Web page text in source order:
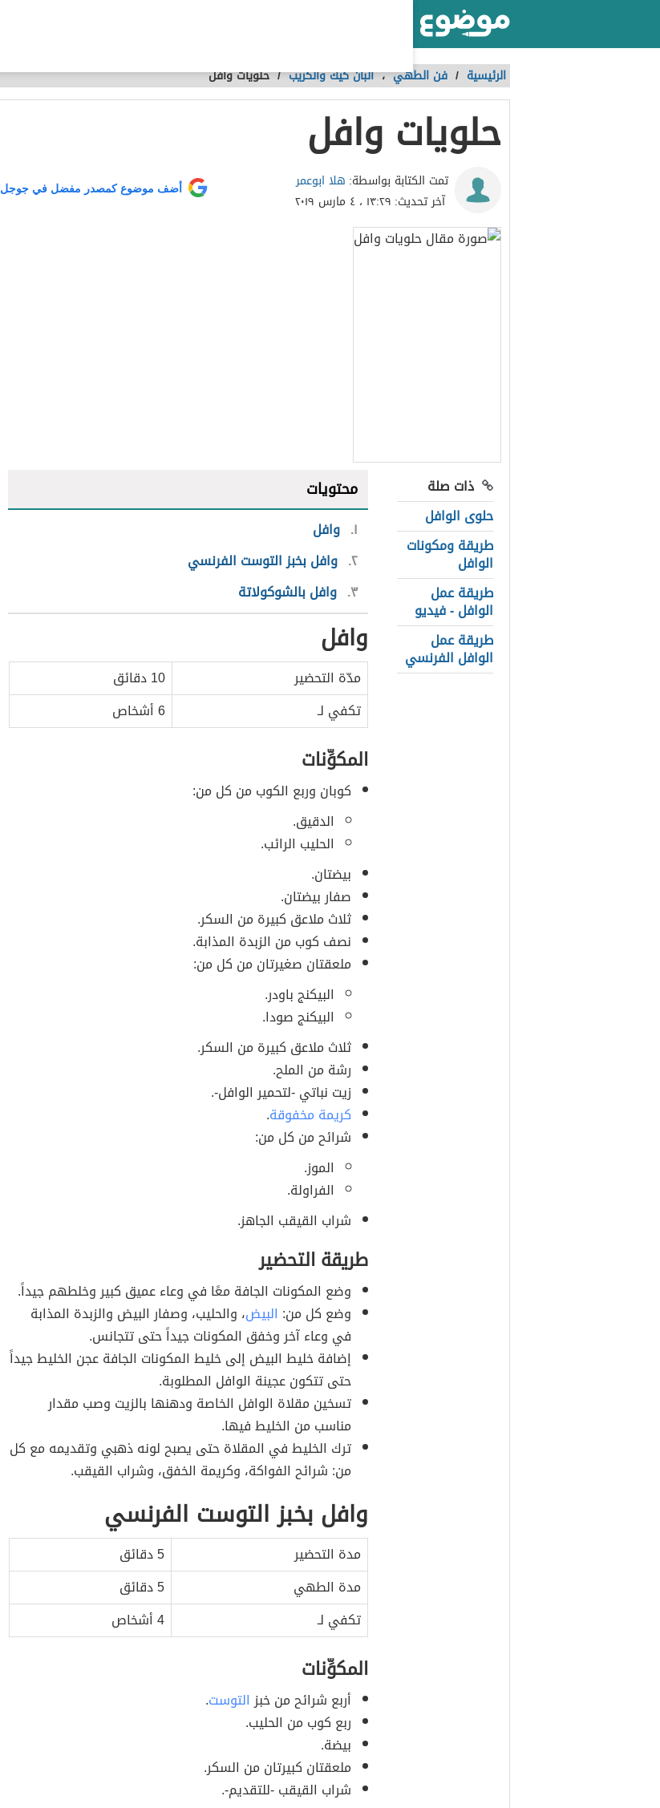
الرئيسية / فن الطهي،البان كيك والكريب /حلويات وافل
حلويات وافل
تمت الكتابة بواسطة: هلا ابوعمر
آخر تحديث: ١٣:٢٩ ، ٤ مارس ٢٠١٩
أضف موضوع كمصدر مفضل في جوجل
ذات صلة
حلوى الوافل
طريقة ومكونات
الوافل
طريقة عمل
الوافل - فيديو
طريقة عمل
الوافل الفرنسي
محتويات
١ وافل
٢ وافل بخبز التوست الفرنسي
٣ وافل بالشوكولاتة
وافل
مدّة التحضير
10 دقائق
تكفي لـ
6 أشخاص
المكوِّنات
كوبان وربع الكوب من كل من:
الدقيق.
الحليب الرائب.
بيضتان.
صفار بيضتان.
ثلاث ملاعق كبيرة من السكر.
نصف كوب من الزبدة المذابة.
ملعقتان صغيرتان من كل من:
البيكنج باودر.
البيكنج صودا.
ثلاث ملاعق كبيرة من السكر.
رشة من الملح.
زيت نباتي -لتحمير الوافل-.
كريمة مخفوقة.
شرائح من كل من:
الموز.
الفراولة.
شراب القيقب الجاهز.
طريقة التحضير
وضع ‬المكونات‭ ‬الجافة‭ ‬معًا‭ ‬في وعاء عميق كبير وخلطهم جيداً‭.‬
وضع كل من: البيض، والحليب، وصفار البيض والزبدة المذابة
في وعاء آخر وخفق المكونات جيداً حتى تتجانس‭.‬
إضافة‭ ‬خليط‭ ‬البيض‭ ‬إلى‭ ‬خليط المكونات الجافة عجن الخليط جيداً
حتى تتكون عجينة الوافل المطلوبة.
تسخين مقلاة الوافل الخاصة ودهنها بالزيت وصب مقدار
مناسب من الخليط فيها.
ترك الخليط في المقلاة حتى يصبح لونه ذهبي وتقديمه مع كل
من: شرائح الفواكة، وكريمة الخفق، وشراب القيقب.
وافل بخبز التوست الفرنسي
مدة التحضير
5 دقائق
مدة الطهي
5 دقائق
تكفي لـ
4 أشخاص
المكوِّنات
أربع شرائح من خبزالتوست.
ربع كوب من الحليب.
بيضة.
ملعقتان كبيرتان من السكر.
شراب القيقب -للتقديم-.